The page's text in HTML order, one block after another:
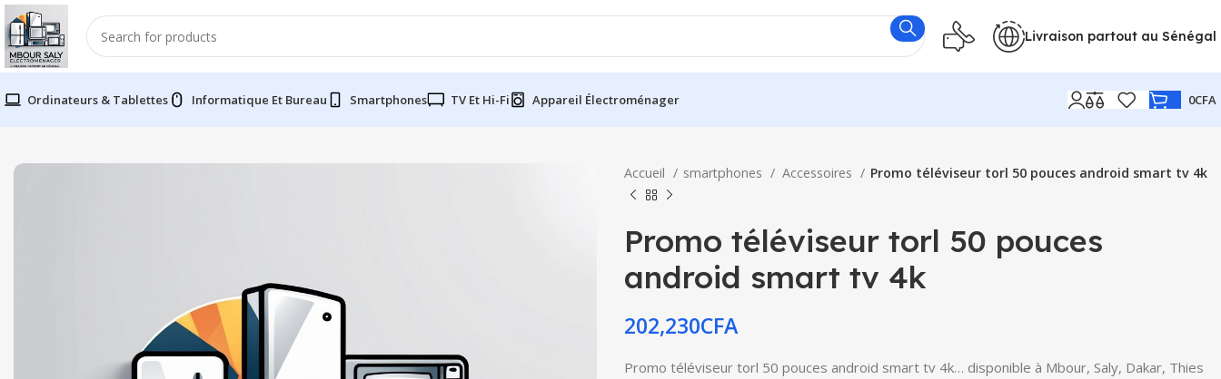
Livraison partout au Sénégal
Ordinateurs & Tablettes Informatique Et Bureau Smartphones TV Et Hi-Fi Appareil Électroménager 0CFA
Accueil smartphones Accessoires Promo téléviseur torl 50 pouces android smart tv 4k
Promo téléviseur torl 50 pouces
android smart tv 4k
202,230CFA
Promo téléviseur torl 50 pouces android smart tv 4k… disponible à Mbour, Saly, Dakar, Thies